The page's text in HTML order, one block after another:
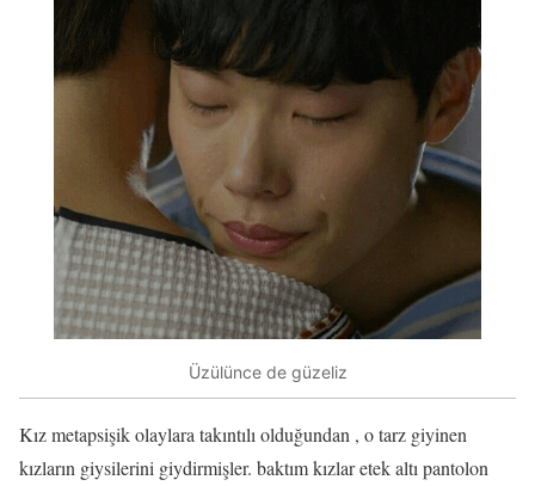
Üzülünce de güzeliz
Kız metapsişik olaylara takıntılı olduğundan , o tarz giyinen
kızların giysilerini giydirmişler. baktım kızlar etek altı pantolon